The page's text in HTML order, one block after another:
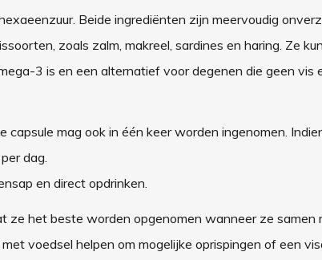
Beide ingrediënten zijn meervoudig
zoals zalm, makreel, sardines en haring. Ze
3 is en een alternatief voor degenen die geen vis
mag ook in één keer worden ingenomen.
dag.
en direct opdrinken.
het beste worden opgenomen wanneer ze samen
voedsel helpen om mogelijke oprispingen of een